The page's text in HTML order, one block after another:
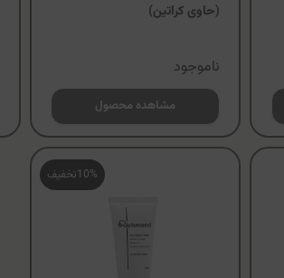
(حاوی کراتین)
ناموجود
مشاهده محصول
10%تخفیف